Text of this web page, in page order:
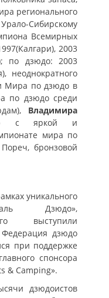
регионального
Сибирскому
Всемирных
2003
по дзюдо: 2003
неоднократного
Мира по дзюдо в
по дзюдо среди
Владимира
с яркой и
мира по
бронзовой
уникального
Дзюдо»,
выступили
дзюдо
при поддержке
спонсора
& Camping».
дзюдоистов